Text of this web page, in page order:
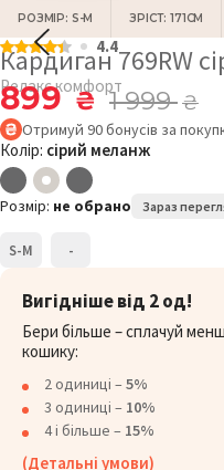
РОЗМІР: S-M ЗРІСТ: 171СМ
4.4
Кардиган 769RW
Релакс комфорт
899₴ 1 999₴
Отримуй 90бонусів за
Колір: сірий меланж
Розмір: не обрано Зараз
S-M -
Вигідніше від 2 од!
Бери більше – сплачуй
кошику:
2 одиниці – 5%
3 одиниці – 10%
4 і більше – 15%
(Детальні умови)